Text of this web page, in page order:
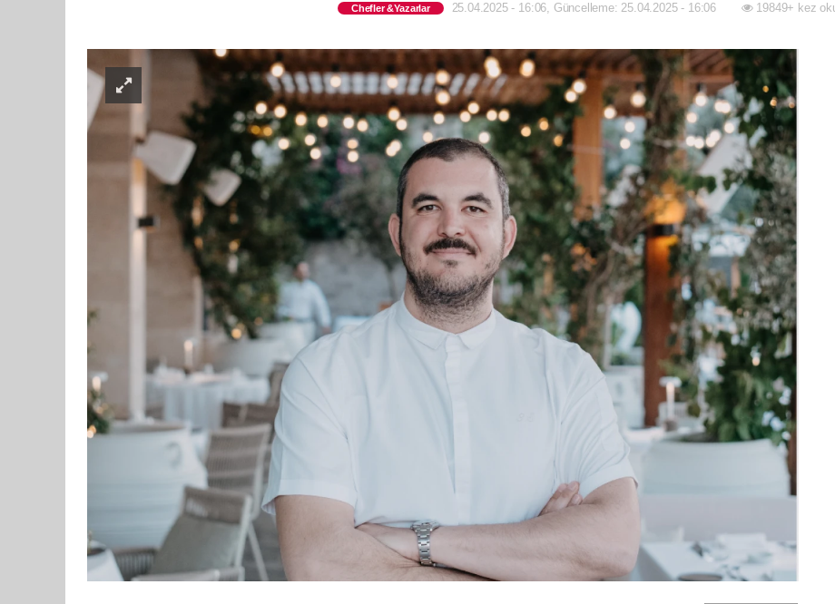
Chefler &Yazarlar 25.04.2025 - 16:06, Güncelleme: 25.04.2025 - 16:06 19849+ kez